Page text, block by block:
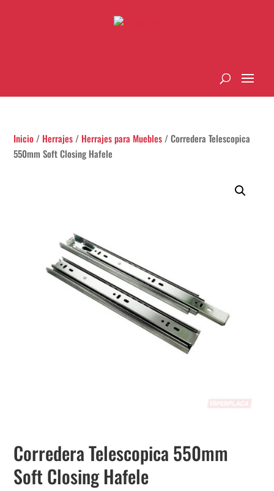
Inicio / Herrajes / Herrajes para Muebles / Corredera Telescopica
550mm Soft Closing Hafele
Corredera Telescopica 550mm
Soft Closing Hafele